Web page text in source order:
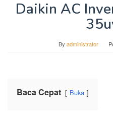
Daikin AC
By administrator
Baca Cepat Buka